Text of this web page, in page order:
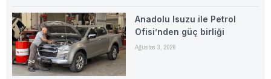
Anadolu Isuzu ile Petrol
Ofisi’nden güç birliği
Ağustos 3, 2026